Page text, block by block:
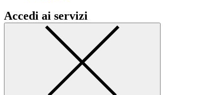
Accedi ai servizi